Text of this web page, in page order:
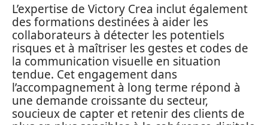
L’expertise de Victory Crea inclut également
des formations destinées à aider les
collaborateurs à détecter les potentiels
risques et à maîtriser les gestes et codes de
la communication visuelle en situation
tendue. Cet engagement dans
l’accompagnement à long terme répond à
une demande croissante du secteur,
soucieux de capter et retenir des clients de